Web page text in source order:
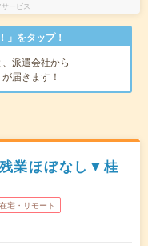
ービス
をタップ！
派遣会社から
が届きます！
業ほぼなし▼桂
在宅・リモート